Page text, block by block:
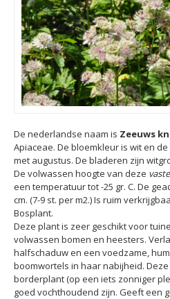
De nederlandse naam is Zeeuws
Apiaceae. De bloemkleur is wit en
met augustus. De bladeren zijn
De volwassen hoogte van deze
een temperatuur tot -25 gr. C. De
cm. (7-9 st. per m2.) Is ruim
Bosplant.
Deze plant is zeer geschikt voor
volwassen bomen en heesters.
halfschaduw en een voedzame,
boomwortels in haar nabijheid.
borderplant (op een iets zonniger
goed vochthoudend zijn. Geeft een